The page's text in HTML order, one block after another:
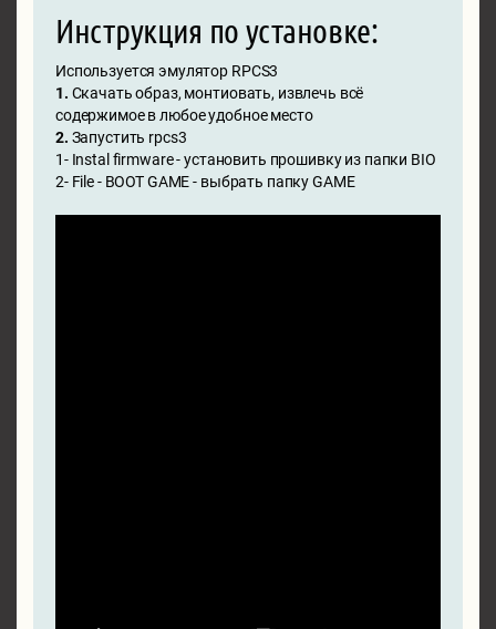
Инструкция по установке:
Используется эмулятор RPCS3
1. Скачать образ, монтиовать, извлечь всё
содержимое в любое удобное место
2. Запустить rpcs3
1- Instal firmware - установить прошивку из папки BIO
2- File - BOOT GAME - выбрать папку GAME